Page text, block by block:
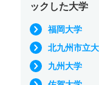
ックした大学
福岡大学
北九州市立
九州大学